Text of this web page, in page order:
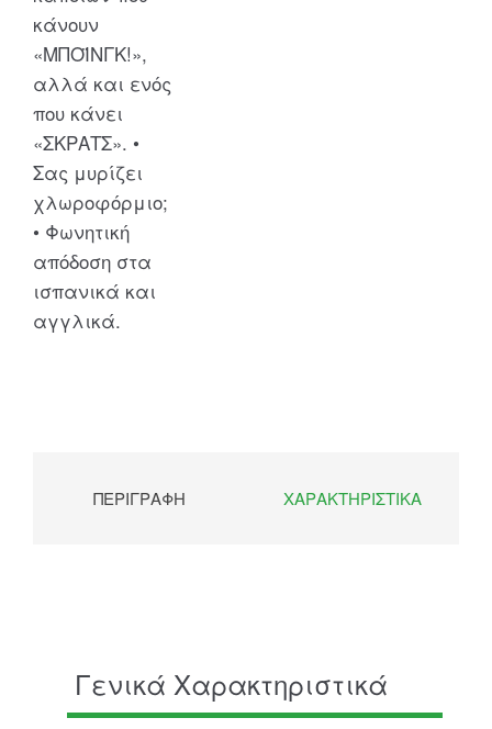
κάνουν
«ΜΠΟΪΝΓΚ!»,
αλλά και ενός
που κάνει
«ΣΚΡΑΤΣ». •
Σας μυρίζει
χλωροφόρμιο;
• Φωνητική
απόδοση στα
ισπανικά και
αγγλικά.
ΠΕΡΙΓΡΑΦΉ ΧΑΡΑΚΤΗΡΙΣΤΙΚΆ
Γενικά Χαρακτηριστικά